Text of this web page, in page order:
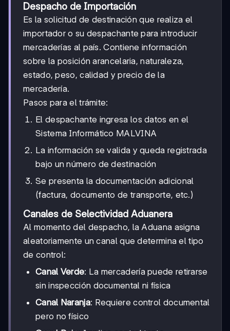
Despacho de Importación
Es la solicitud de destinación que realiza el
importador o su despachante para introducir
mercaderías al país. Contiene información
sobre la posición arancelaria, naturaleza,
estado, peso, calidad y precio de la
mercadería.
Pasos para el trámite:
El despachante ingresa los datos en el
Sistema Informático MALVINA
La información se valida y queda registrada
bajo un número de destinación
Se presenta la documentación adicional
(factura, documento de transporte, etc.)
Canales de Selectividad Aduanera
Al momento del despacho, la Aduana asigna
aleatoriamente un canal que determina el tipo
de control:
Canal Verde: La mercadería puede retirarse
sin inspección documental ni física
Canal Naranja: Requiere control documental
pero no físico